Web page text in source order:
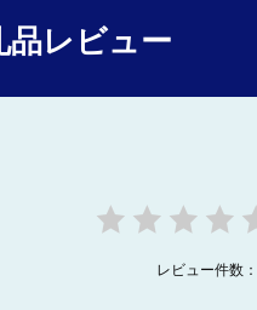
品レビュー
レビュー件数：